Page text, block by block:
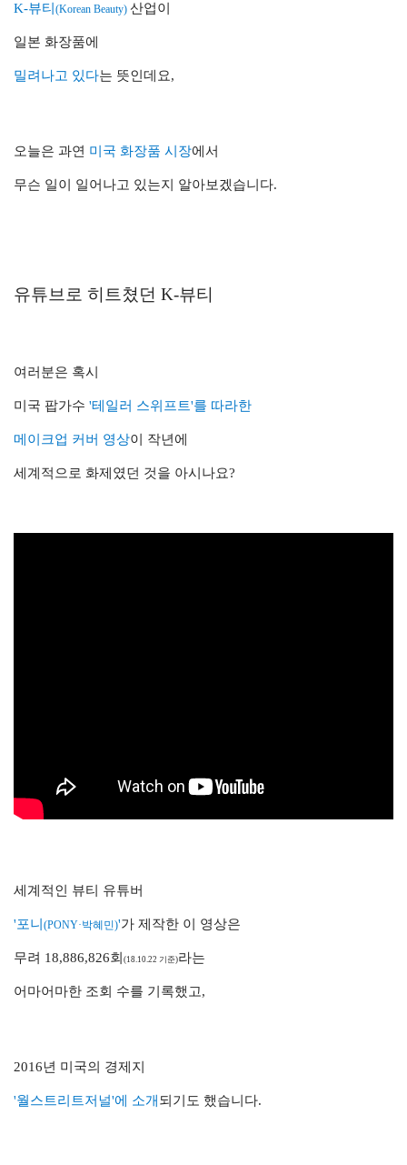
K-뷰티 (Korean Beauty) 산업이
일본 화장품에
밀려나고 있다는 뜻인데요,
오늘은 과연 미국 화장품 시장에서
무슨 일이 일어나고 있는지 알아보겠습니다.
유튜브로 히트쳤던 K-뷰티
여러분은 혹시
미국 팝가수 '테일러 스위프트'를 따라한
메이크업 커버 영상이 작년에
세계적으로 화제였던 것을 아시나요?
세계적인 뷰티 유튜버
'포니 (PONY·박혜민)'가 제작한 이 영상은
무려 18,886,826회 (18.10.22 기준)라는
어마어마한 조회 수를 기록했고,
2016년 미국의 경제지
'월스트리트저널'에 소개 되기도 했습니다.